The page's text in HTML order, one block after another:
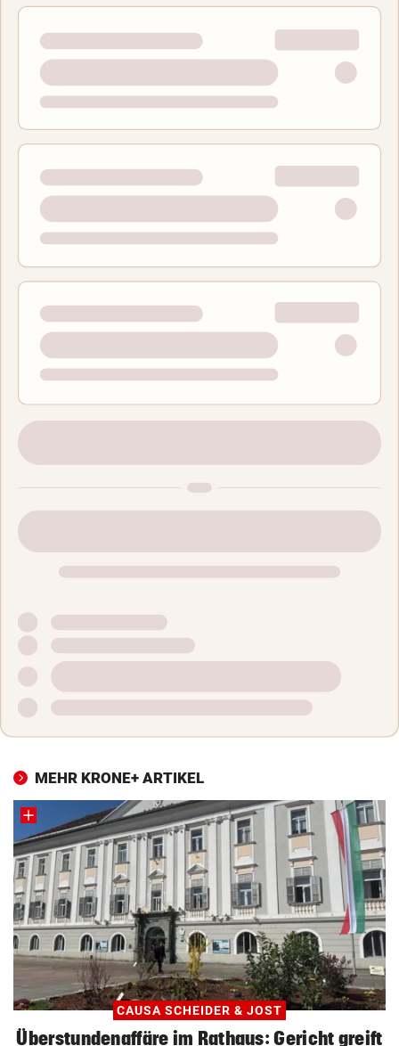
MEHR KRONE+ ARTIKEL
CAUSA SCHEIDER & JOST
Überstundenaffäre im Rathaus: Gericht greift